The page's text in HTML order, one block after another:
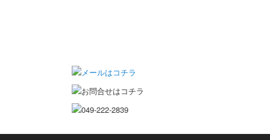
ていちゃん大工日記